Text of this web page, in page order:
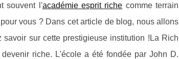
souvent l'académie esprit riche comme terrain
vous ? Dans cet article de blog, nous allons
sur cette prestigieuse institution !La Rich
riche. L'école a été fondée par John D.